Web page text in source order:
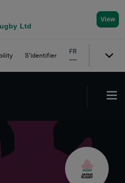
Ltd
View
S'identifier
FR